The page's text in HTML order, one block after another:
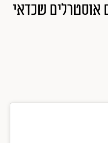
שכדאי